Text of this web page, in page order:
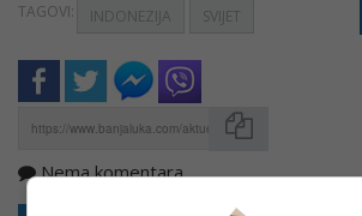
TAGOVI: INDONEZIJA SVIJET
Kopirati
Nema komentara